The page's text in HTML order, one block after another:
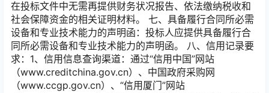
在投标文件中无需再提供财务状况报告、依法缴纳税收和
社会保障资金的相关证明材料。 七、具备履行合同所必需
设备和专业技术能力的声明函：投标人应提供具备履行合
同所必需设备和专业技术能力的声明函。 八、信用记录要
求：1、信用信息查询渠道：通过“信用中国”网站
（www.creditchina.gov.cn）、中国政府采购网
（www.ccgp.gov.cn）、“信用厦门”网站